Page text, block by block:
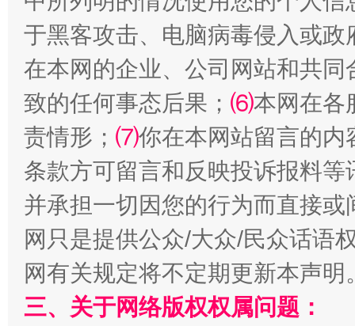
解纷+调解+退费，一次搞定
于黑客攻击、电脑病毒侵入或
在本网的企业、公司网站和共
致的任何事态后果； ⑹本网在各
责情形； ⑺你在本网站留言的内
条款方可留言和反映投诉报料
并承担一切因您的行为而直接
网只是提供公众/大众/民众话语
网有关规定将不定期更新本声明
三、关于网络版权权属问题：